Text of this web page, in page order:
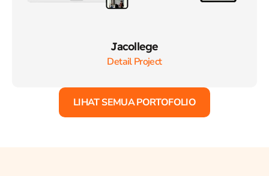
Jacollege
Detail Project
LIHAT SEMUA PORTOFOLIO